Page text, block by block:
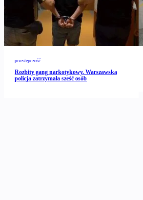
przestępczość
Rozbity gang narkotykowy. Warszawska
policja zatrzymała sześć osób